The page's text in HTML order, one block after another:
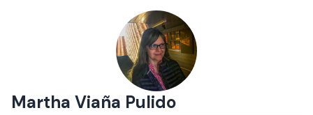
Martha Viaña Pulido